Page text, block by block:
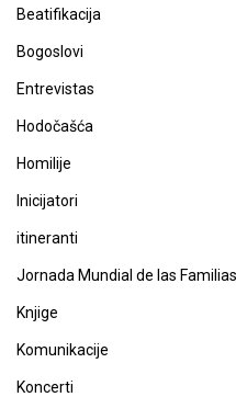
Beatifikacija
Bogoslovi
Entrevistas
Hodočašća
Homilije
Inicijatori
itineranti
Jornada Mundial de las Familias
Knjige
Komunikacije
Koncerti